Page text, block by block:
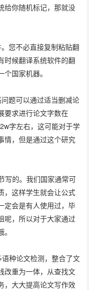
给你随机标记，那就没
您不必直接复制粘贴翻
时候翻译系统软件的翻
国家机器。
题可以通过适当删减论
要求进行论文字数在
字左右，这可能对于学
情，但是通过这个研究
的。我们国家通常可
，这样学生就会让公式
定会是有人使用过，毕
呢，所以对于大家通过
种论文检测，整合了文
改重为一体，从查找文
，大大提高论文写作效